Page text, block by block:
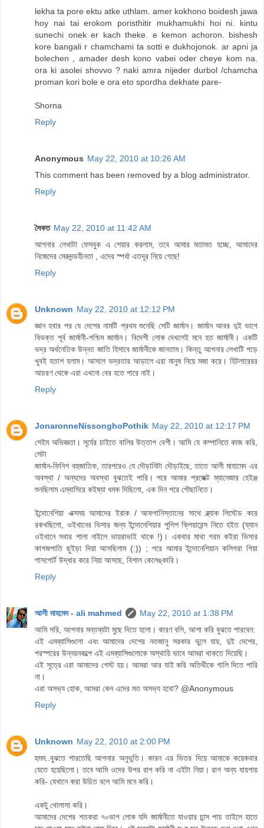
lekha ta pore ektu atke uthlam. amer kokhono boidesh jawa
hoy nai tai erokom poristhitir mukhamukhi hoi ni. kintu
sunechi onek er kach theke. e kemon achoron. bishesh
kore bangali r chamchami ta sotti e dukhojonok. ar apni ja
bolechen , amader desh kono vabei oder cheye kom na.
ora ki asolei shovvo ? naki amra nijeder durbol /chamcha
proman kori bole e ora eto spordha dekhate pare-
Shorna
Reply
Anonymous May 22, 2010 at 10:26 AM
This comment has been removed by a blog administrator.
Reply
সৈকত May 22, 2010 at 11:42 AM
আপনার লেখাটা ফেসবুক এ শেয়ার করলাম, তবে আমার মতামত হচ্ছে, আমাদের
নিজেদের মেরুদন্ডহীনতা , এদের স্পর্ধা এতদূর নিয়ে গেছে!
Reply
Unknown May 22, 2010 at 12:12 PM
জ্ঞান হবার পর যে দেশের নামটি প্রথম শুনেছি সেটি জার্মান। জার্মান আবর দুই ভাগে
বিভক্ত পূর্ব জার্মানী-পশ্চিম জার্মান। বিদেশী লোক দেখলেই মনে হত জার্মানী। একটি
ভদ্র অর্থনেতিক উন্নত জাতি হিসাবে জার্মানীকে জানতাম। কিন্তু আপনার লেখাটি পড়ে
খুবই হতাশ হলাম। আসলে ভদ্রতার আড়ালে এরা মানুষ নিয়ে মজা করে। হিটলারেরর
আচরণ থেকে এরা এখনো বের হতে পারে নাই।
Reply
JonaronneNissonghoPothik May 22, 2010 at 12:17 PM
সেইম অভিজ্ঞতা। সূর্যের চাইতে বালির উত্তাপ বেশী। আমি যে কম্পানিতে কাজ করি,
সেটা
জার্মান-ফিনিশ বহুজাতিক, তারপরেও যে দৌড়ানিটা দৌড়াইছে, তাতে আলী মাহামেদ এর
অবস্থা / অন্যদের অবস্থা বুঝতেই পারি। পরে আমার প্রজেক্ট ম্যানেজার হেইঞ্জ
শুনছিলাম এম্বাসিরে কইষ্যা ধমক দিছিলো, এক দিন পরে পৌছানিতে।
ইন্দোনেশিয়া এক্সময় আমাদের ইরাক / আফগানিস্তানের সাথে ব্ল্যাক লিস্টেড করে
রকখছিলো, ওইখানের ভিসার জন্য ইন্দোনেশিয়ার পুলিশ ক্লিয়ারেন্স নিতে হইত (য্যান
ওইখানে সবার শালা নাইলে ভায়রাভাই থাকে !)। একবার মাথা গরম কইরা ভিসার
কাগজপাতি ছুইড়া দিয়া আসছিলাম (:)) ; পরে আমার ইন্দোনেশিয়ান কলিগরা গিয়া
পাসপোর্ট উদ্ধার করে নিয়া আসছে, বিশাল কেলেঙ্কারি।
Reply
আলী মাহমেদ - ali mahmed
May 22, 2010 at 1:38 PM
আমি সরি, আপনার মন্তব্যটা মুছে দিতে হলো। কারণ বলি, আশা করি বুঝতে পারবেন:
এই এমব্যাসিগুলো এবং আমাদের দেশের নতজানু সরকার ভুলে যায়, দুই দেশের,
পরস্পরের উন্নয়নকল্পে এই এমব্যাসিগুলোকে অস্থায়ি ভাবে আমরা থাকতে দিয়েছি।
এই সূত্রে এরা আমাদের গেস্ট হয়। আমরা আর যাই করি অতিথীকে গালি দিতে পারি
না।
এরা অসভ্য হোক, আমরা কেন এদের মত অসভ্য হবো? @Anonymous
Reply
Unknown May 22, 2010 at 2:00 PM
হুমম..বুঝতে পারতেছি আপনার অনুভুতি। কারন এর ভিতর দিয়ে আমাকে কয়েকবার
যেতে হয়েছিলো। তবে আমি ওদের উপর রাগ করি না এইটা নিয়া। রাগ অন্য যায়গায়
করি- যেখানে করা উচিত বলে আমি মনে করি।
একটু খোলাসা করি।
আমাদের দেশের শতকরা ৭০ভাগ লোক যদি জার্মানীতে যাওয়ার চান্স পায় তাইলে হাতে